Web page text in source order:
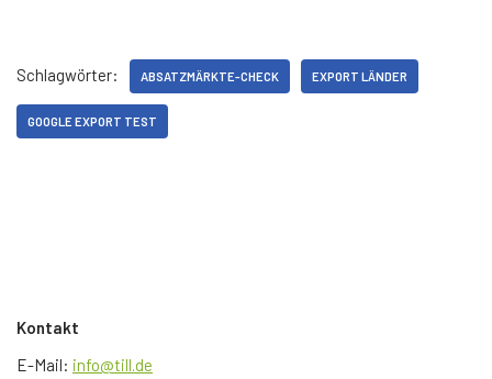
Schlagwörter: ABSATZMÄRKTE-CHECK EXPORT LÄNDER
GOOGLE EXPORT TEST
Kontakt
E-Mail: info@till.de